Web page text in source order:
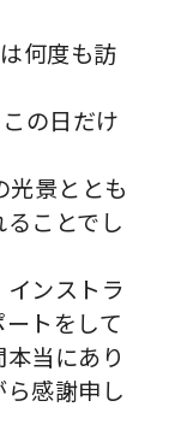
何度も訪
の日だけ
景ととも
ことでし
ンストラ
トをして
当にあり
感謝申し